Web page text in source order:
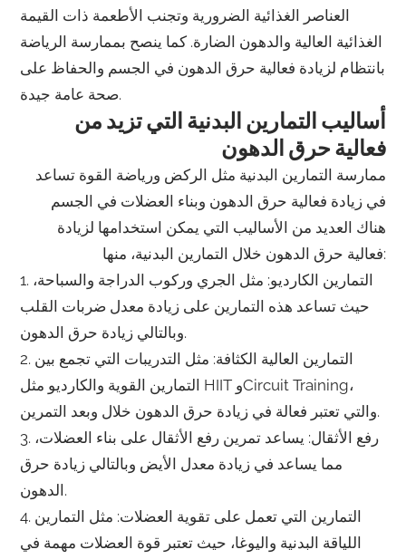
العناصر الغذائية الضرورية وتجنب الأطعمة ذات القيمة
الغذائية العالية والدهون الضارة. كما ينصح بممارسة الرياضة
بانتظام لزيادة فعالية حرق الدهون في الجسم والحفاظ على
صحة عامة جيدة.
أساليب التمارين البدنية التي تزيد من
فعالية حرق الدهون
ممارسة التمارين البدنية مثل الركض ورياضة القوة تساعد
في زيادة فعالية حرق الدهون وبناء العضلات في الجسم
هناك العديد من الأساليب التي يمكن استخدامها لزيادة
فعالية حرق الدهون خلال التمارين البدنية، منها:
1. التمارين الكارديو: مثل الجري وركوب الدراجة والسباحة،
حيث تساعد هذه التمارين على زيادة معدل ضربات القلب
وبالتالي زيادة حرق الدهون.
2. التمارين العالية الكثافة: مثل التدريبات التي تجمع بين
التمارين القوية والكارديو مثل HIIT وCircuit Training،
والتي تعتبر فعالة في زيادة حرق الدهون خلال وبعد التمرين.
3. رفع الأثقال: يساعد تمرين رفع الأثقال على بناء العضلات،
مما يساعد في زيادة معدل الأيض وبالتالي زيادة حرق
الدهون.
4. التمارين التي تعمل على تقوية العضلات: مثل التمارين
اللياقة البدنية واليوغا، حيث تعتبر قوة العضلات مهمة في